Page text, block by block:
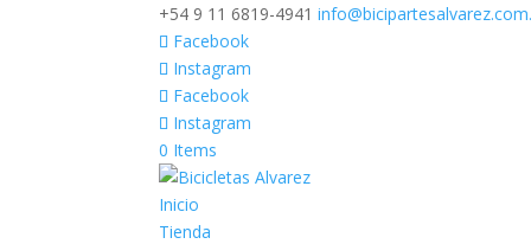
+54 9 11 6819-4941
Facebook
Instagram
Facebook
Instagram
0 Items
Inicio
Tienda